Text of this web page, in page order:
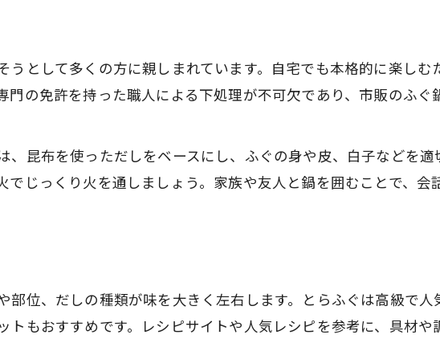
ふぐ鍋とてっちりの味や材料の違い
ふぐ鍋・てっちりの食べ方比較ポイント
ぐ鍋のだし作り方と味わい方
ふぐ鍋だしの基本と本格的な作り方
ふぐ鍋だしの取り方と失敗しない方法
家庭でできる安全なふぐの下処理法
として多くの方に親しまれています。自宅でも本格的に楽しむ
の免許を持った職人による下処理が不可欠であり、市販のふぐ
、昆布を使っただしをベースにし、ふぐの身や皮、白子などを
じっくり火を通しましょう。家族や友人と鍋を囲むことで、会
位、だしの種類が味を大きく左右します。とらふぐは高級で人
もおすすめです。レシピサイトや人気レシピを参考に、具材や